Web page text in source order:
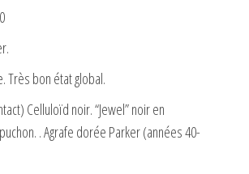
Très bon état global.
Celluloïd noir. “Jewel” noir en
. Agrafe dorée Parker (années 40-